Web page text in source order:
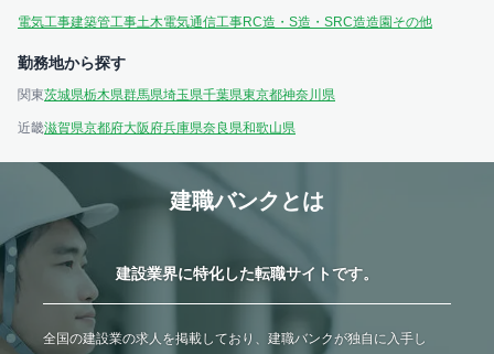
電気工事建築管工事土木電気通信工事RC造・S造・SRC造造園 その他
勤務地から探す
関東茨城県栃木県群馬県埼玉県千葉県東京都神奈川県
近畿滋賀県京都府大阪府兵庫県奈良県和歌山県
建職バンクとは
建設業界に特化した転職サイトです。
全国の建設業の求人を掲載しており、建職バンクが独自に入手し